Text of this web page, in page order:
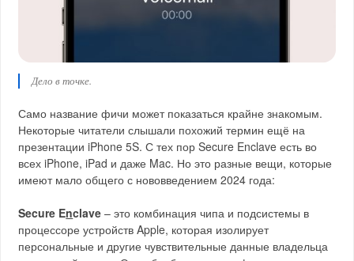
Дело в точке.
Само название фичи может показаться крайне знакомым.
Некоторые читатели слышали похожий термин ещё на
презентации iPhone 5S. С тех пор Secure Enclave есть во
всех iPhone, iPad и даже Mac. Но это разные вещи, которые
имеют мало общего с нововведением 2024 года:
Secure Enclave – это комбинация чипа и подсистемы в
процессоре устройств Apple, которая изолирует
персональные и другие чувствительные данные владельца